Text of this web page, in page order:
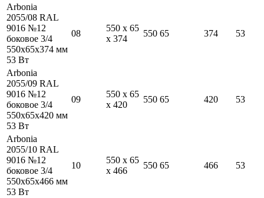
Arbonia
2055/08 RAL
9016 №12
боковое 3/4
550x65x374 мм
53 Вт
08
550 x 65
x 374
550 65 374 53
Arbonia
2055/09 RAL
9016 №12
боковое 3/4
550x65x420 мм
53 Вт
09
550 x 65
x 420
550 65 420 53
Arbonia
2055/10 RAL
9016 №12
боковое 3/4
550x65x466 мм
53 Вт
10
550 x 65
x 466
550 65 466 53